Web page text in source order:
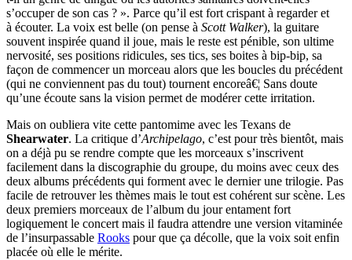
s’occuper de son cas ? ». Parce qu’il est fort crispant à regarder et
à écouter. La voix est belle (on pense à Scott Walker), la guitare
souvent inspirée quand il joue, mais le reste est pénible, son ultime
nervosité, ses positions ridicules, ses tics, ses boites à bip-bip, sa
façon de commencer un morceau alors que les boucles du précédent
(qui ne conviennent pas du tout) tournent encoreâ€¦ Sans doute
qu’une écoute sans la vision permet de modérer cette irritation.
Mais on oubliera vite cette pantomime avec les Texans de
Shearwater. La critique d’Archipelago, c’est pour très bientôt, mais
on a déjà pu se rendre compte que les morceaux s’inscrivent
facilement dans la discographie du groupe, du moins avec ceux des
deux albums précédents qui forment avec le dernier une trilogie. Pas
facile de retrouver les thèmes mais le tout est cohérent sur scène. Les
deux premiers morceaux de l’album du jour entament fort
logiquement le concert mais il faudra attendre une version vitaminée
de l’insurpassable Rooks pour que ça décolle, que la voix soit enfin
placée où elle le mérite.